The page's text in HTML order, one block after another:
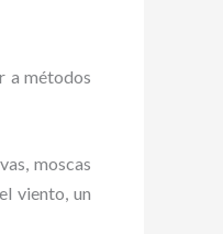
a métodos
moscas
viento, un